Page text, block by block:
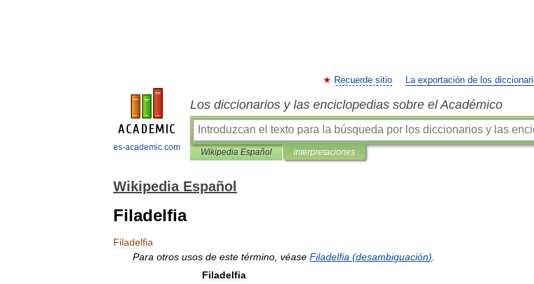
es-academic.com
Recuerde sitio La exportación de los
Los diccionarios y las enciclopedias sobre el Académico
Wikipedia Español interpretaciones
Wikipedia Español
Filadelfia
Filadelfia
Para otros usos de este término véase Filadelfia (desambiguación)
Filadelfia